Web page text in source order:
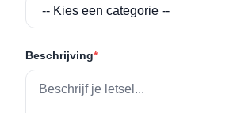
Beschrijving*